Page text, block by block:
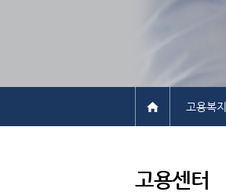
고용복지
고용센터